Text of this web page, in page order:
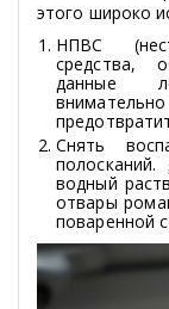
этого широко
НПВС
средства,
данные
Снять
водный
отвары
поваренной